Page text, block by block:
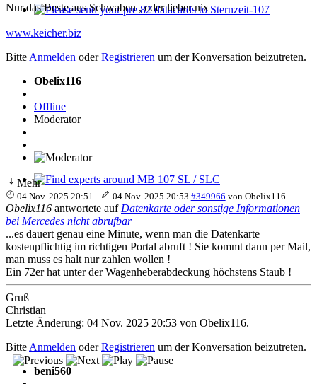
Find experts around MB 107 SL / SLC
Nur das Beste aus Schwaben , oder lieber nix
www.keicher.biz
Bitte Anmelden oderRegistrieren um der Konversation beizutreten.
Obelix116
Offline
Moderator
Mehr
04 Nov. 2025 20:51 - 04 Nov. 2025 20:53 #349966 von Obelix116
Obelix116 antwortete auf Datenkarte oder sonstige Informationen
bei Mercedes nicht abrufbar
...es dauert genau eine Minute, wenn man die Datenkarte
kostenpflichtig im richtigen Portal abruft ! Sie kommt dann per Mail,
man muss es halt nur zahlen wollen !
Ein 72er hat unter der Wagenheberabdeckung höchstens Staub !
Gruß
Christian
Letzte Änderung: 04 Nov. 2025 20:53 von Obelix116.
Bitte Anmelden oderRegistrieren um der Konversation beizutreten.
beni560